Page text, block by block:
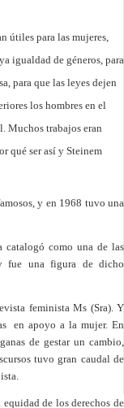
útiles para las mujeres,
igualdad de géneros, para
para que las leyes dejen
los hombres en el
Muchos trabajos eran
qué ser así y Steinem
y en 1968 tuvo una
catalogó como una de las
fue una figura de dicho
feminista Ms (Sra). Y
en apoyo a la mujer. En
de gestar un cambio,
tuvo gran caudal de
de los derechos de